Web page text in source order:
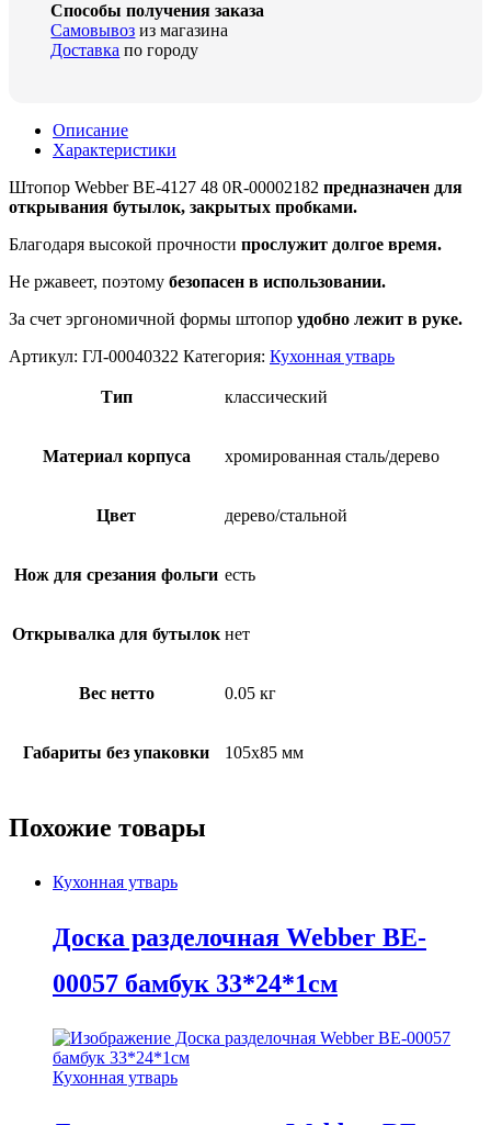
Способы получения заказа
Самовывоз из магазина
Доставка по городу
Описание
Характеристики
Штопор Webber BE-4127 48 0R-00002182 предназначен для
открывания бутылок, закрытых пробками.
Благодаря высокой прочности прослужит долгое время.
Не ржавеет, поэтому безопасен в использовании.
За счет эргономичной формы штопор удобно лежит в руке.
Артикул: ГЛ-00040322 Категория: Кухонная утварь
Тип классический
Материал корпуса хромированная сталь/дерево
Цвет дерево/стальной
Нож для срезания фольги есть
Открывалка для бутылок нет
Вес нетто 0.05 кг
Габариты без упаковки 105х85 мм
Похожие товары
Кухонная утварь
Доска разделочная Webber BE-
00057 бамбук 33*24*1см
Кухонная утварь